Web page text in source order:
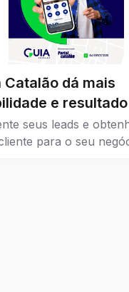
Catalão dá mais
e
seus leads e
para o seu